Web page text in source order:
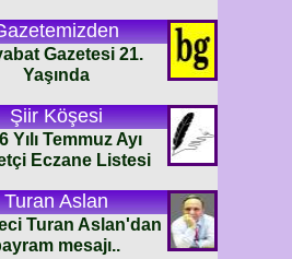
Gazetesi 21.
Yaşında
Şiir Köşesi
Yılı Temmuz Ayı
Eczane Listesi
Turan Aslan
Turan Aslan'dan
mesajı..